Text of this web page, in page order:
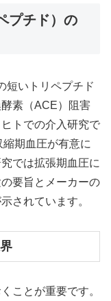
プチド）の
短いトリペプチド
素（ACE）阻害
トでの介入研究で
期血圧が有意に
では拡張期血圧に
要旨とメーカーの
されています。
ことが重要です。